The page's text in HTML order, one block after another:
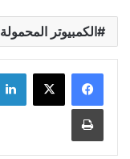
الكمبيوتر المحمولة
طباعة